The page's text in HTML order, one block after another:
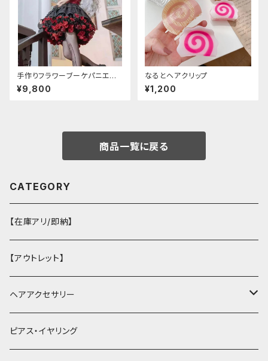
手作りフラワーブーケパニエ
（❁⃘5色展開❁⃘）
¥9,800
なるとヘアクリップ
¥1,200
商品一覧に戻る
CATEGORY
【在庫アリ/即納】
【アウトレット】
ヘアアクセサリー
ヘアクリップ
ピアス・イヤリング